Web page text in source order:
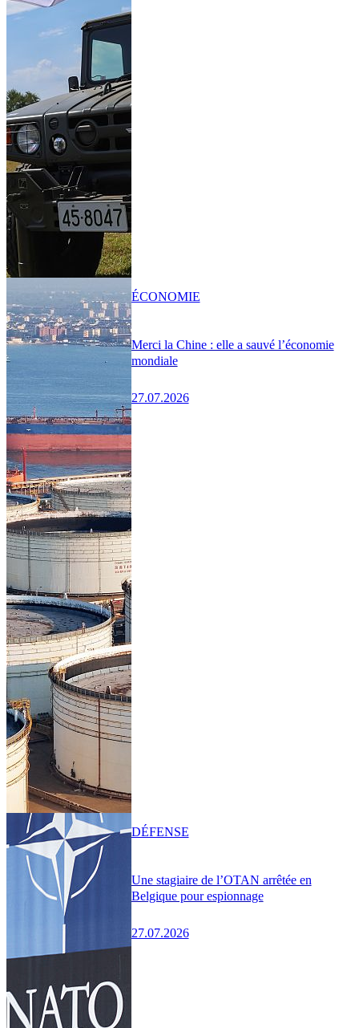
Merci la Chine : elle a sauvé l’économie
mondiale
27.07.2026
ÉCONOMIE
Une stagiaire de l’OTAN arrêtée en
Belgique pour espionnage
27.07.2026
DÉFENSE